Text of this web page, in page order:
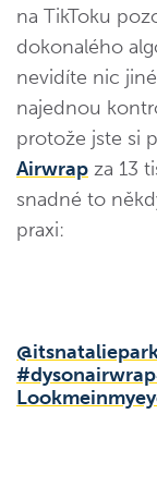
na TikToku
dokonalého
nevidíte nic
najednou
protože jste si
Airwrap za 13
snadné to
praxi:
#dysonairwrap